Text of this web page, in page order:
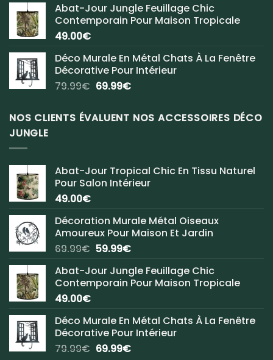
initial
était :
actuel
est :
Abat-Jour Jungle Feuillage Chic
Contemporain Pour Maison Tropicale
49.00€
Déco Murale En Métal Chats À La Fenêtre
Décorative Pour Intérieur
79.99€ Le
initial
était :
69.99€Le
actuel
est :
NOS CLIENTS ÉVALUENT NOS ACCESSOIRES DÉCO
JUNGLE
Abat-Jour Tropical Chic En Tissu Naturel
Pour Salon Intérieur
49.00€
Décoration Murale Métal Oiseaux
Amoureux Pour Maison Et Jardin
69.99€ Le
initial
était :
59.99€Le
actuel
est :
Abat-Jour Jungle Feuillage Chic
Contemporain Pour Maison Tropicale
49.00€
Déco Murale En Métal Chats À La Fenêtre
Décorative Pour Intérieur
79.99€ Le
69.99€Le